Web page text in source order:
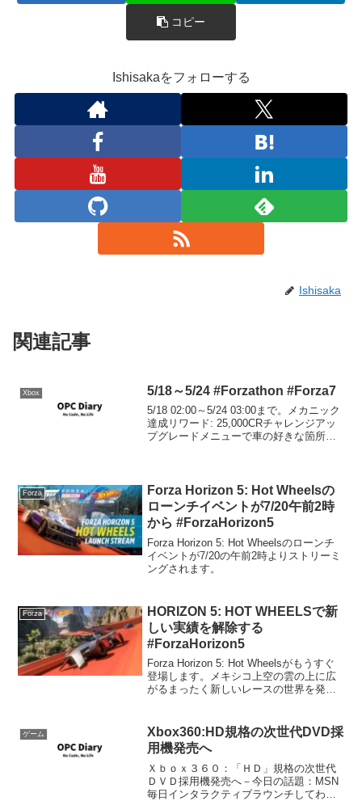
コピー
Ishisakaをフォローする
Ishisaka
関連記事
Xbox 5/18～5/24 #Forzathon #Forza7
5/18 02:00～5/24 03:00まで。メカニック
達成リワード: 25,000CRチャレンジアッ
プグレードメニューで車の好きな箇所を
Forza
Forza Horizon 5: Hot Wheelsの
ローンチイベントが7/20午前2時
から #ForzaHorizon5
Forza Horizon 5: Hot Wheelsのローンチ
イベントが7/20の午前2時よりストリーミ
ングされます。
Forza
HORIZON 5: HOT WHEELSで新
しい実績を解除する
#ForzaHorizon5
Forza Horizon 5: Hot Wheelsがもうすぐ
登場します。メキシコ上空の雲の上に広
がるまったく新しいレースの世界を発見
て、ホットウィールの伝説となるべ...
ゲーム
Xbox360:HD規格の次世代DVD採
用機発売へ
Ｘｂｏｘ３６０：「ＨＤ」規格の次世代
ＤＶＤ採用機発売へ－今日の話題：MSN
毎日インタラクティブラウンチしてわず